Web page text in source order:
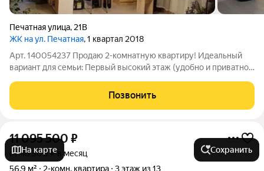
Печатная улица, 21В
ЖК на ул. Печатная, 1 квартал 2018
Арт. 140054237 Продаю 2-комнатную квартиру! Идеальный
вариант для семьи: Первый высокий этаж (удобно и приватно).
Зеленый двор с большой детской площадкой дети будут в
восторге! Инфраструктура:
Позвонить
11 095 500 ₽
от 46 500 ₽ в месяц
56,9 м²
2-комн. квартира 3 этаж из 13
На карте Сохранить